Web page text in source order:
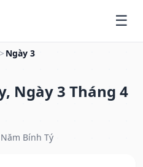
> Ngày 3
Ngày 3 Tháng 4
Bính Tý